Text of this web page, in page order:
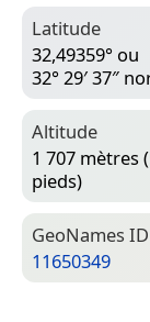
Latitude
32,49359° ou
32° 29′ 37″
Altitude
1 707 mètres
pieds)
Geo­Names ID
11650349